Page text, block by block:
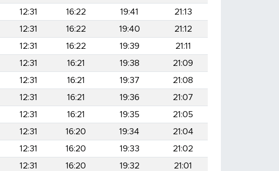
12:31 16:22 19:41
21:13
12:31 16:22 19:40
21:12
12:31 16:22 19:39
21:11
12:31 16:21 19:38
21:09
12:31 16:21 19:37
21:08
12:31 16:21 19:36
21:07
12:31 16:21 19:35
21:05
12:31 16:20 19:34
21:04
12:31 16:20 19:33
21:02
12:31 16:20 19:32
21:01